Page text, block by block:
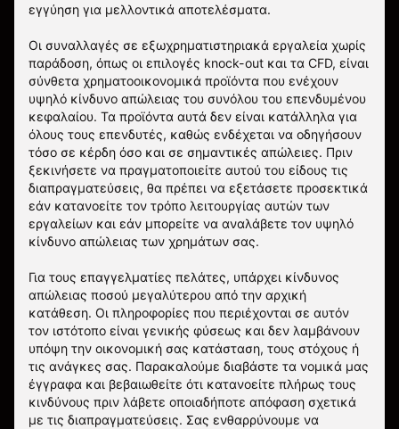
εγγύηση για μελλοντικά αποτελέσματα.
Οι συναλλαγές σε εξωχρηματιστηριακά εργαλεία χωρίς
παράδοση, όπως οι επιλογές knock-out και τα CFD, είναι
σύνθετα χρηματοοικονομικά προϊόντα που ενέχουν
υψηλό κίνδυνο απώλειας του συνόλου του επενδυμένου
κεφαλαίου. Τα προϊόντα αυτά δεν είναι κατάλληλα για
όλους τους επενδυτές, καθώς ενδέχεται να οδηγήσουν
τόσο σε κέρδη όσο και σε σημαντικές απώλειες. Πριν
ξεκινήσετε να πραγματοποιείτε αυτού του είδους τις
διαπραγματεύσεις, θα πρέπει να εξετάσετε προσεκτικά
εάν κατανοείτε τον τρόπο λειτουργίας αυτών των
εργαλείων και εάν μπορείτε να αναλάβετε τον υψηλό
κίνδυνο απώλειας των χρημάτων σας.
Για τους επαγγελματίες πελάτες, υπάρχει κίνδυνος
απώλειας ποσού μεγαλύτερου από την αρχική
κατάθεση. Οι πληροφορίες που περιέχονται σε αυτόν
τον ιστότοπο είναι γενικής φύσεως και δεν λαμβάνουν
υπόψη την οικονομική σας κατάσταση, τους στόχους ή
τις ανάγκες σας. Παρακαλούμε διαβάστε τα νομικά μας
έγγραφα και βεβαιωθείτε ότι κατανοείτε πλήρως τους
κινδύνους πριν λάβετε οποιαδήποτε απόφαση σχετικά
με τις διαπραγματεύσεις. Σας ενθαρρύνουμε να